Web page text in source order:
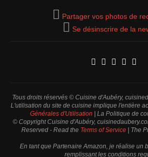
Partager vos photos de
Se désinscrire de la
Tous droits réservés © Cuisine d'Aubéry,
L'utilisation du site de cuisine implique l'entière
Générales d'Utilisation | La Politique de
© Copyright Cuisine d'Aubéry,
Reserved - Read the Terms of Service | The
En tant que Partenaire Amazon, je réalise un
remplissant les conditions